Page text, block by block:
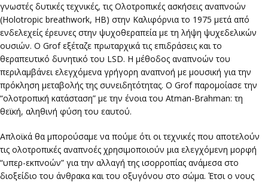
γνωστές δυτικές τεχνικές, τις Ολοτροπικές ασκήσεις αναπνοών
(Holotropic breathwork, HB) στην Καλιφόρνια το 1975 μετά από
ενδελεχείς έρευνες στην ψυχοθεραπεία με τη λήψη ψυχεδελικών
ουσιών. Ο Grof εξέταζε πρωταρχικά τις επιδράσεις και το
θεραπευτικό δυνητικό του LSD. Η μέθοδος αναπνοών του
περιλαμβάνει ελεγχόμενα γρήγορη αναπνοή με μουσική για την
πρόκληση μεταβολής της συνειδητότητας. Ο Grof παρομοίασε την
“ολοτροπική κατάσταση” με την ένοια του Atman-Brahman: τη
θεϊκή, αληθινή φύση του εαυτού.
Απλοϊκά θα μπορούσαμε να πούμε ότι οι τεχνικές που αποτελούν
τις ολοτροπικές αναπνοές χρησιμοποιούν μια ελεγχόμενη μορφή
“υπερ-εκπνοών” για την αλλαγή της ισορροπίας ανάμεσα στο
διοξείδιο του άνθρακα και του οξυγόνου στο σώμα. Έτσι ο νους